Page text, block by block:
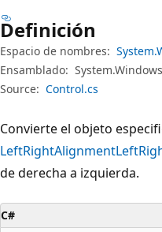
Definición
Espacio de nombres:
Ensamblado:
Source: Control.cs
Convierte el objeto
LeftRightAlignment
de derecha a izquierda.
C#